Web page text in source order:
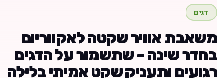
דגים
אוויר שקטה לאקווריום
שינה – שתשמור על הדגים
ותעניק שקט אמיתי בלילה